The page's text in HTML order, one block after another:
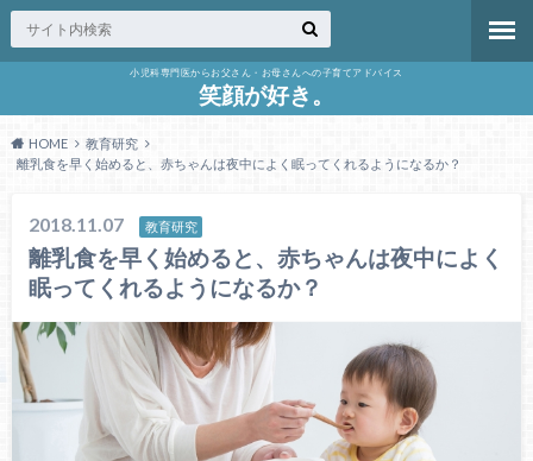
小児科専門医からお父さん・お母さんへの子育てアドバイス
笑顔が好き。
HOME
教育研究
離乳食を早く始めると、赤ちゃんは夜中によく眠ってくれるようになるか？
2018.11.07 教育研究
離乳食を早く始めると、赤ちゃんは夜中によく
眠ってくれるようになるか？